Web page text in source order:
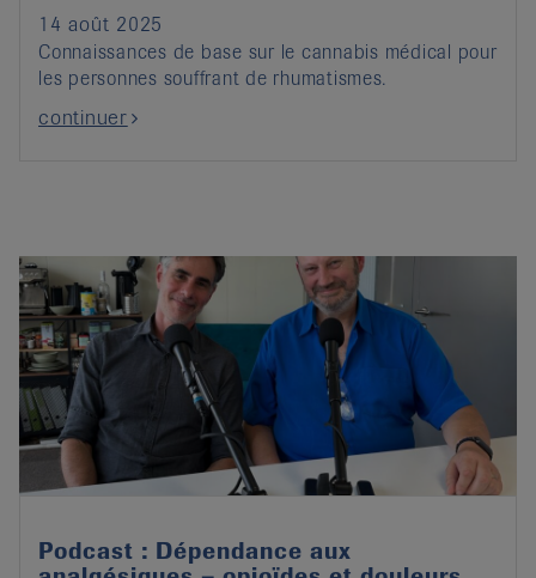
14 août 2025
Connaissances de base sur le cannabis médical pour
les personnes souffrant de rhumatismes.
continuer
Podcast : Dépendance aux